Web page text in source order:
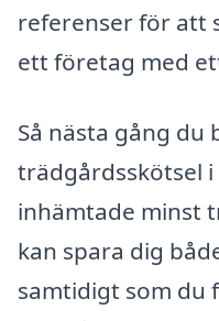
referenser för att
ett företag med
Så nästa gång du
trädgårdsskötsel
inhämtade minst
kan spara dig
samtidigt som du